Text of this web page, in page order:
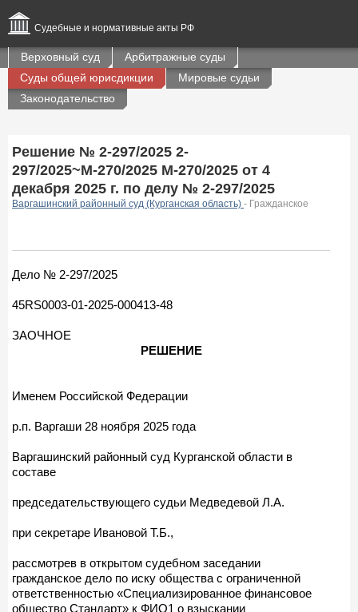
Судебные и нормативные акты РФ
Верховный суд
Арбитражные суды
Суды общей юрисдикции
Мировые судьи
Законодательство
Решение № 2-297/2025 2-
297/2025~М-270/2025 М-270/2025 от 4
декабря 2025 г. по делу № 2-297/2025
Варгашинский районный суд (Курганская область) - Гражданское
Дело № 2-297/2025
45RS0003-01-2025-000413-48
ЗАОЧНОЕ
РЕШЕНИЕ
Именем Российской Федерации
р.п. Варгаши 28 ноября 2025 года
Варгашинский районный суд Курганской области в
составе
председательствующего судьи Медведевой Л.А.
при секретаре Ивановой Т.Б.,
рассмотрев в открытом судебном заседании
гражданское дело по иску общества с ограниченной
ответственностью «Специализированное финансовое
общество Стандарт» к ФИО1 о взыскании